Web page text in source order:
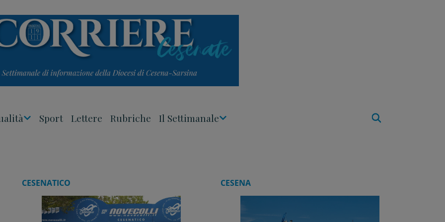
Sport Lettere Rubriche Il Settimanale
CESENATICO CESENA